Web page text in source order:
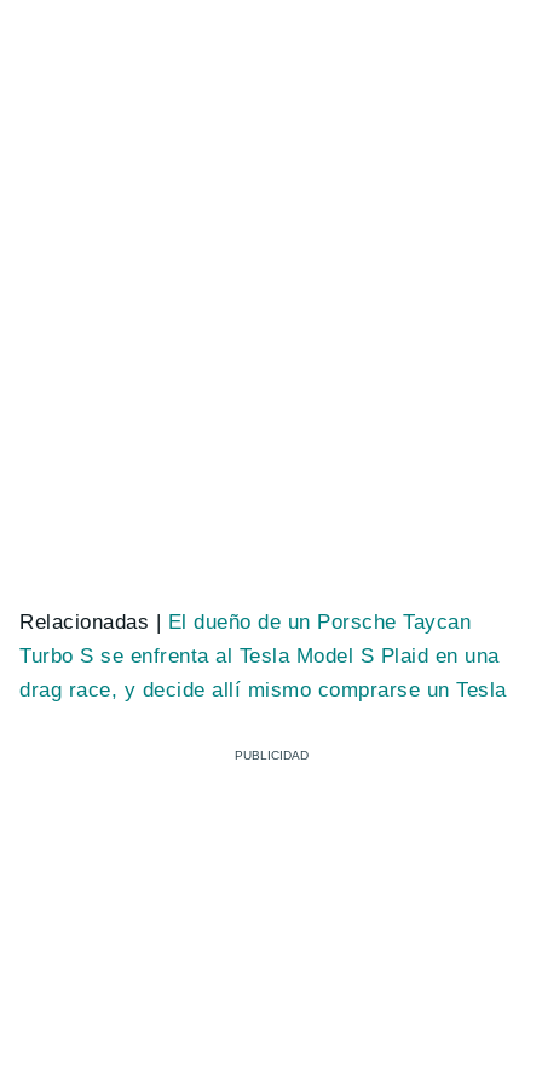
Relacionadas | El dueño de un Porsche Taycan
Turbo S se enfrenta al Tesla Model S Plaid en una
drag race, y decide allí mismo comprarse un Tesla